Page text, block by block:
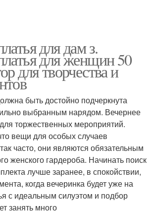
для дам з.
для женщин 50
для творчества и
быть достойно подчеркнута
выбранным нарядом. Вечернее
торжественных мероприятий.
вещи для особых случаев
часто, они являются обязательным
женского гардероба. Начинать поиск
лучше заранее, в спокойствии,
когда вечеринка будет уже на
с идеальным силуэтом и подбор
занять много